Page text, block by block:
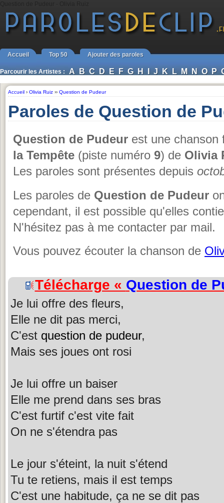
Accueil Top 50 Ajouter des paroles
Parcourir les Artistes : A B C D E F G H I J K L M N O P
Accueil › Olivia Ruiz ›› Question de Pudeur
Paroles de Question de
Question de Pudeur est une
la Tempête (piste numéro 9) de Olivia
Les paroles sont présentes depuis
Les paroles de Question de Pudeur
cependant, il est possible qu'elles
N'hésitez pas à me contacter par mail.
Vous pouvez écouter la chanson de
Télécharge « Question de
Je lui offre des fleurs,
Elle ne dit pas merci,
C'est question de pudeur,
Mais ses joues ont rosi
Je lui offre un baiser
Elle me prend dans ses bras
C'est furtif c'est vite fait
On ne s'étendra pas
Le jour s'éteint, la nuit s'étend
Tu te retiens, mais il est temps
C'est une habitude, ça ne se dit pas